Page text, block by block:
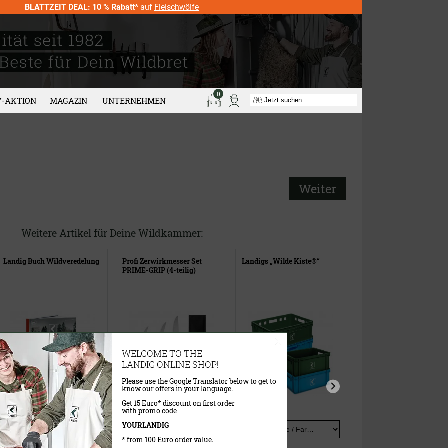
BLATTZEIT DEAL: 10 % Rabatt* auf Fleischwölfe
AKTION MAGAZIN UNTERNEHMEN
0
Weiter
Weitere Artikel für Deine Wildkammer:
Landig Buch Wildveredelung
Ausgabe
Profi Zerwirkmesser Set
PRIME-GRIP (4-teilig)
Landigs „Wilde Kiste®“
WELCOME TO THE
LANDIG ONLINE SHOP!
Please use the Google Translator below to get to
know our offers in your language.
Get 15 Euro* discount on first order
with promo code
YOURLANDIG
* from 100 Euro order value.